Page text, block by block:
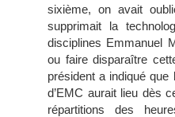
sixième, on avait
supprimait la
disciplines Emmanuel
ou faire disparaître
président a indiqué que
d’EMC aurait lieu dès
répartitions des